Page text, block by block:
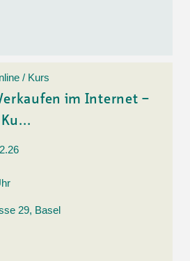
/ Kurs
im Internet –
29, Basel